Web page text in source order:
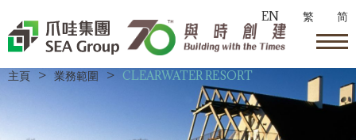
EN 繁 简
主頁 > 業務範圍 > CLEARWATER RESORT